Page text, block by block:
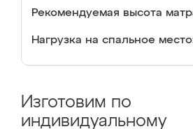
Рекомендуемая высота
Нагрузка на спальное
Изготовим по
индивидуальному